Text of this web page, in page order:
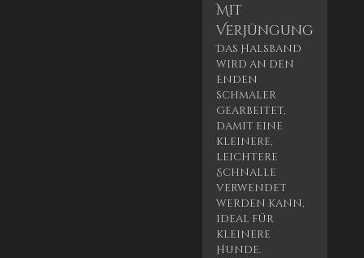
Mit
Verjüngung
Das Halsband
wird an den
Enden
schmaler
gearbeitet,
damit eine
kleinere,
leichtere
Schnalle
verwendet
werden kann,
ideal für
kleinere
Hunde.